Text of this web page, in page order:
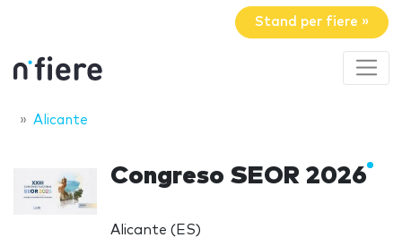
Stand per fiere »
Alicante
Congreso SEOR 2026
Alicante (ES)